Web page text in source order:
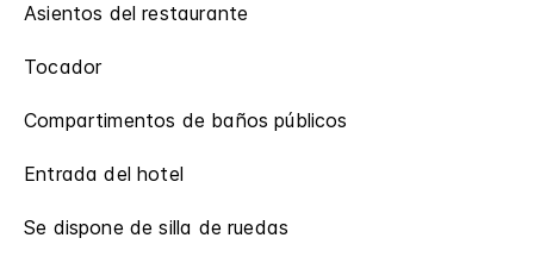
Asientos del restaurante
Tocador
Compartimentos de baños públicos
Entrada del hotel
Se dispone de silla de ruedas